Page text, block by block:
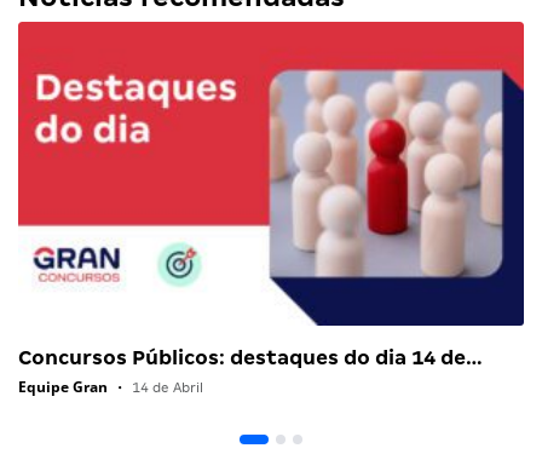
Concursos Públicos: destaques do dia 14 de…
Equipe Gran • 14 de Abril